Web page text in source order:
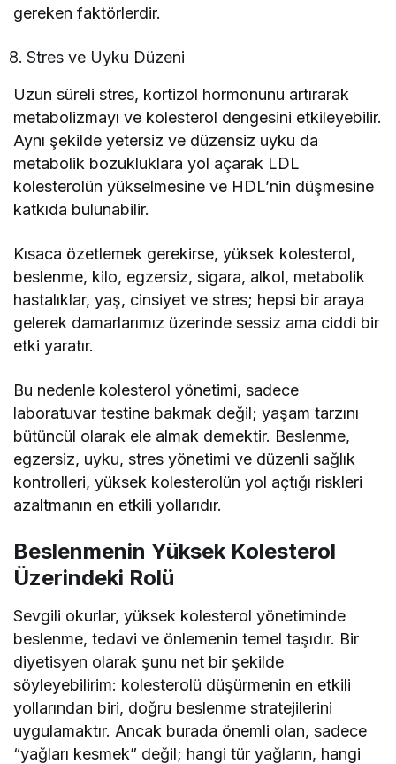
gereken faktörlerdir.
Stres ve Uyku Düzeni
Uzun süreli stres, kortizol hormonunu artırarak
metabolizmayı ve kolesterol dengesini etkileyebilir.
Aynı şekilde yetersiz ve düzensiz uyku da
metabolik bozukluklara yol açarak LDL
kolesterolün yükselmesine ve HDL’nin düşmesine
katkıda bulunabilir.
Kısaca özetlemek gerekirse, yüksek kolesterol,
beslenme, kilo, egzersiz, sigara, alkol, metabolik
hastalıklar, yaş, cinsiyet ve stres; hepsi bir araya
gelerek damarlarımız üzerinde sessiz ama ciddi bir
etki yaratır.
Bu nedenle kolesterol yönetimi, sadece
laboratuvar testine bakmak değil; yaşam tarzını
bütüncül olarak ele almak demektir. Beslenme,
egzersiz, uyku, stres yönetimi ve düzenli sağlık
kontrolleri, yüksek kolesterolün yol açtığı riskleri
azaltmanın en etkili yollarıdır.
Beslenmenin Yüksek Kolesterol
Üzerindeki Rolü
Sevgili okurlar, yüksek kolesterol yönetiminde
beslenme, tedavi ve önlemenin temel taşıdır. Bir
diyetisyen olarak şunu net bir şekilde
söyleyebilirim: kolesterolü düşürmenin en etkili
yollarından biri, doğru beslenme stratejilerini
uygulamaktır. Ancak burada önemli olan, sadece
“yağları kesmek” değil; hangi tür yağların, hangi